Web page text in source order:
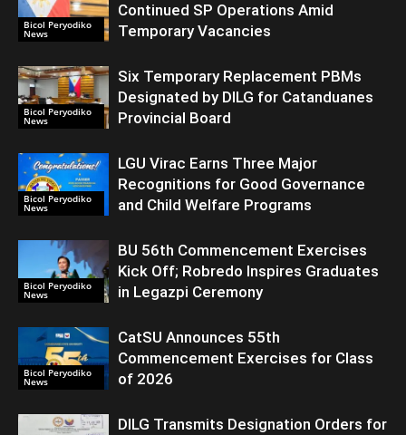
Bicol Peryodiko
News
Continued SP Operations Amid
Temporary Vacancies
Bicol Peryodiko
News
Six Temporary Replacement PBMs
Designated by DILG for Catanduanes
Provincial Board
Bicol Peryodiko
News
LGU Virac Earns Three Major
Recognitions for Good Governance
and Child Welfare Programs
Bicol Peryodiko
News
BU 56th Commencement Exercises
Kick Off; Robredo Inspires Graduates
in Legazpi Ceremony
Bicol Peryodiko
News
CatSU Announces 55th
Commencement Exercises for Class
of 2026
DILG Transmits Designation Orders for